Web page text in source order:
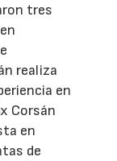
tres
realiza
en
Corsán
en
de